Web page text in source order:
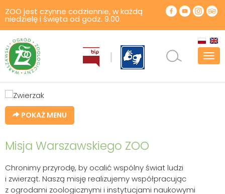
ZOO jest czynne codziennie, w każdą
niedzielę i święta od godz. 9.00.
POKAŻ MENU
Misja Warszawskiego ZOO
Chronimy przyrodę, by ocalić wspólny świat ludzi
i zwierząt. Naszą misję realizujemy współpracując
z ogrodami zoologicznymi i instytucjami naukowymi